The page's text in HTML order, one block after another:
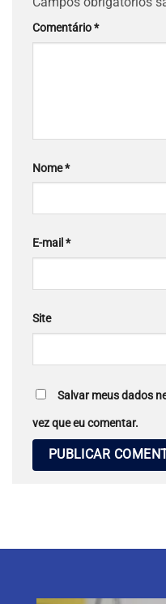
Comentário*
Nome*
E-mail*
Site
Salvar meus dados
vez que eu comentar.